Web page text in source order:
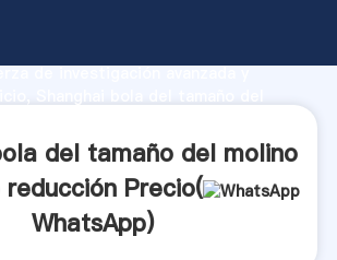
de investigación avanzada y
todos los clientes.
del tamaño del molino
Precio(
WhatsApp)